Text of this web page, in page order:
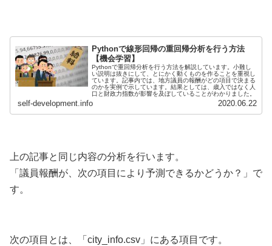
Pythonで線形回帰の重回帰分析を行う方法
【機会学習】
Pythonで重回帰分析を行う方法を解説しています。小難し
い説明は抜きにして、とにかく動くものを作ることを重視し
ています。記事内では、地方議員の報酬がどの項目で決まる
のかを実例で示しています。結果としては、歳入ではなく人
口と財政力指数が影響を及ぼしていることがわかりました。
self-development.info 2020.06.22
上の記事と同じ内容の分析を行います。
「議員報酬が、次の項目により予測できるかどうか？」で
す。
次の項目とは、「city_info.csv」にある項目です。